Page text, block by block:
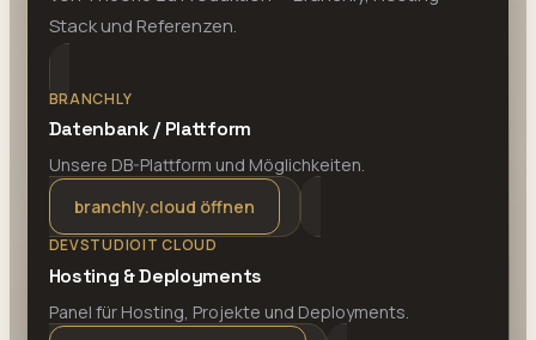
Stack und Referenzen.
BRANCHLY
Datenbank / Plattform
Unsere DB-Plattform und Möglichkeiten.
branchly.cloud öffnen
DEVSTUDIOIT CLOUD
Hosting & Deployments
Panel für Hosting, Projekte und Deployments.